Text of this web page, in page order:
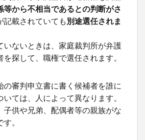
等から不相当であるとの判断がさ
記載されていても 別途選任されま
いないときは、家庭裁判所が弁護
を探して、職権で選任されます。
の審判申立書に書く候補者を誰に
いては、人によって異なります。
子供や兄弟、配偶者等の親族がな
。